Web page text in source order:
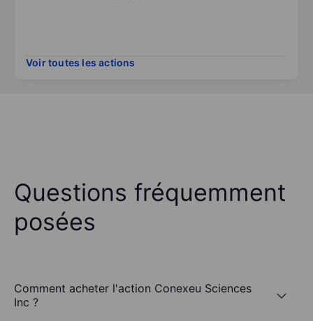
Voir toutes les actions
Questions fréquemment
posées
Comment acheter l'action Conexeu Sciences
Inc ?